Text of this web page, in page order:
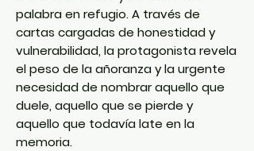
palabra en refugio. A través de
cartas cargadas de honestidad y
vulnerabilidad, la protagonista revela
el peso de la añoranza y la urgente
necesidad de nombrar aquello que
duele, aquello que se pierde y
aquello que todavía late en la
memoria.